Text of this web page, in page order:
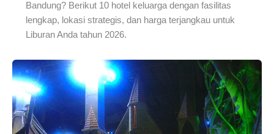
Bandung? Berikut 10 hotel keluarga dengan fasilitas
lengkap, lokasi strategis, dan harga terjangkau untuk
Liburan Anda tahun 2026.